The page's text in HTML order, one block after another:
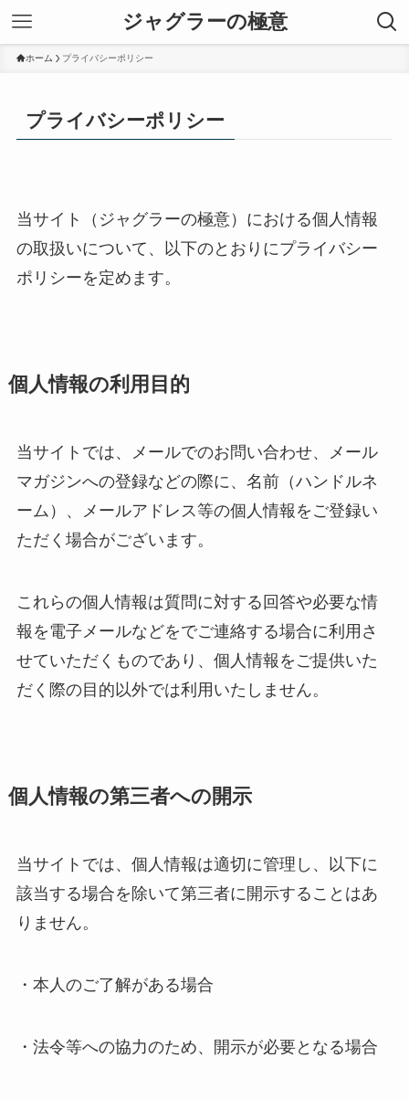
ジャグラーの極意
ホーム プライバシーポリシー
プライバシーポリシー
当サイト（ジャグラーの極意）における個人情報
の取扱いについて、以下のとおりにプライバシー
ポリシーを定めます。
個人情報の利用目的
当サイトでは、メールでのお問い合わせ、メール
マガジンへの登録などの際に、名前（ハンドルネ
ーム）、メールアドレス等の個人情報をご登録い
ただく場合がございます。
これらの個人情報は質問に対する回答や必要な情
報を電子メールなどをでご連絡する場合に利用さ
せていただくものであり、個人情報をご提供いた
だく際の目的以外では利用いたしません。
個人情報の第三者への開示
当サイトでは、個人情報は適切に管理し、以下に
該当する場合を除いて第三者に開示することはあ
りません。
・本人のご了解がある場合
・法令等への協力のため、開示が必要となる場合